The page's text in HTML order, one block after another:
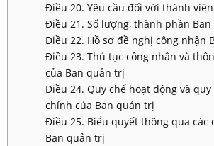
Điều 20. Yêu cầu đối với thành
Điều 21. Số lượng, thành phần
Điều 22. Hồ sơ đề nghị công nhận
Điều 23. Thủ tục công nhận và
của Ban quản trị
Điều 24. Quy chế hoạt động và
chính của Ban quản trị
Điều 25. Biểu quyết thông qua các
Ban quản trị